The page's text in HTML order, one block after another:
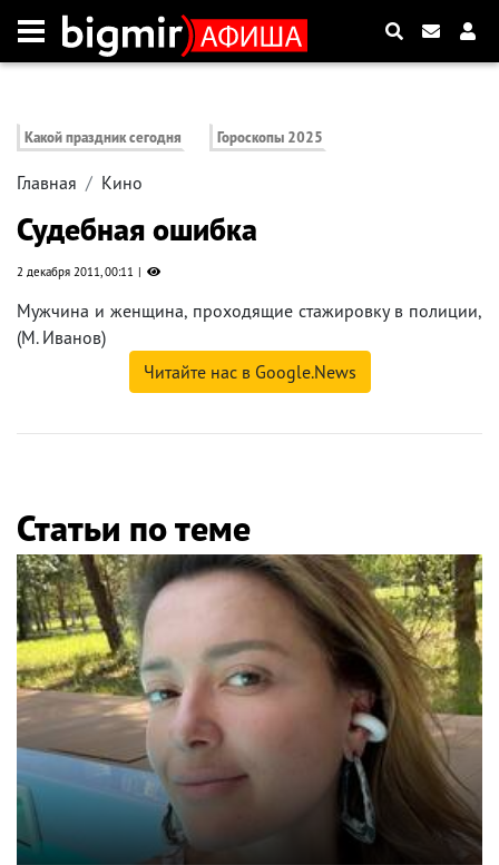
Какой праздник сегодня Гороскопы 2025
Главная Кино
Судебная ошибка
2 декабря 2011, 00:11
Мужчина и женщина, проходящие стажировку в полиции,
(М. Иванов)
Читайте нас в Google.News
Статьи по теме